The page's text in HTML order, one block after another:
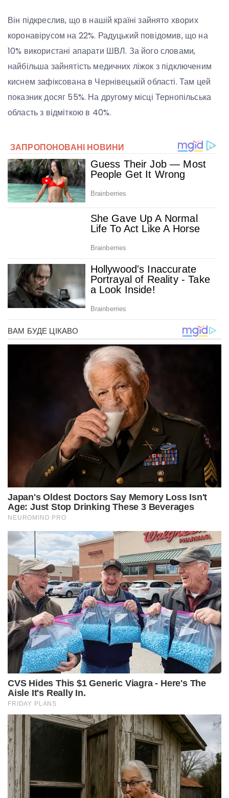
Він підкреслив, що в нашій країні зайнято хворих
коронавірусом на 22%. Радуцький повідомив, що на
10% використані апарати ШВЛ. За його словами,
найбільша зайнятість медичних ліжок з підключеним
киснем зафіксована в Чернівецькій області. Там цей
показник досяг 55%. На другому місці Тернопільська
область з відміткою в 40%.